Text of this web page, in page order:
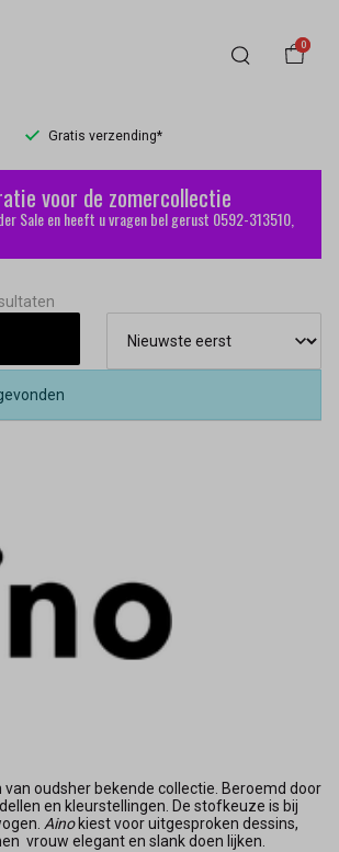
0
Gratis verzending*
voor de zomercollectie
Sale en heeft u vragen bel gerust 0592-313510,
van oudsher bekende collectie. Beroemd door
en kleurstellingen. De stofkeuze is bij
Ainokiest voor uitgesproken dessins,
vrouw elegant en slank doen lijken.